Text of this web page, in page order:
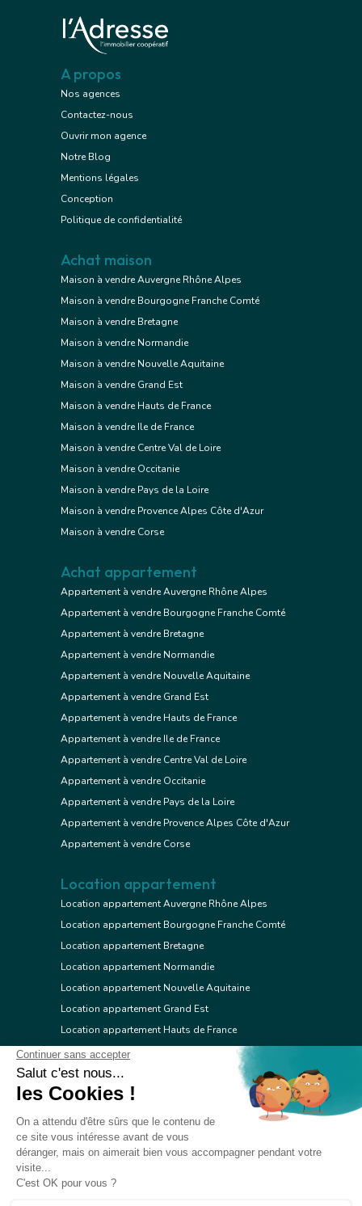
A propos
Nos agences
Contactez-nous
Ouvrir mon agence
Notre Blog
Mentions légales
Conception
Politique de confidentialité
Achat maison
Maison à vendre Auvergne Rhône Alpes
Maison à vendre Bourgogne Franche Comté
Maison à vendre Bretagne
Maison à vendre Normandie
Maison à vendre Nouvelle Aquitaine
Maison à vendre Grand Est
Maison à vendre Hauts de France
Maison à vendre Ile de France
Maison à vendre Centre Val de Loire
Maison à vendre Occitanie
Maison à vendre Pays de la Loire
Maison à vendre Provence Alpes Côte d'Azur
Maison à vendre Corse
Achat appartement
Appartement à vendre Auvergne Rhône Alpes
Appartement à vendre Bourgogne Franche Comté
Appartement à vendre Bretagne
Appartement à vendre Normandie
Appartement à vendre Nouvelle Aquitaine
Appartement à vendre Grand Est
Appartement à vendre Hauts de France
Appartement à vendre Ile de France
Appartement à vendre Centre Val de Loire
Appartement à vendre Occitanie
Appartement à vendre Pays de la Loire
Appartement à vendre Provence Alpes Côte d'Azur
Appartement à vendre Corse
Location appartement
Location appartement Auvergne Rhône Alpes
Location appartement Bourgogne Franche Comté
Location appartement Bretagne
Location appartement Normandie
Location appartement Nouvelle Aquitaine
Location appartement Grand Est
Location appartement Hauts de France
Location appartement Ile de France
Location appartement Centre Val de Loire
Location appartement Occitanie
Location appartement Pays de la Loire
Location appartement Provence Alpes Côte d'Azur
Location appartement Corse